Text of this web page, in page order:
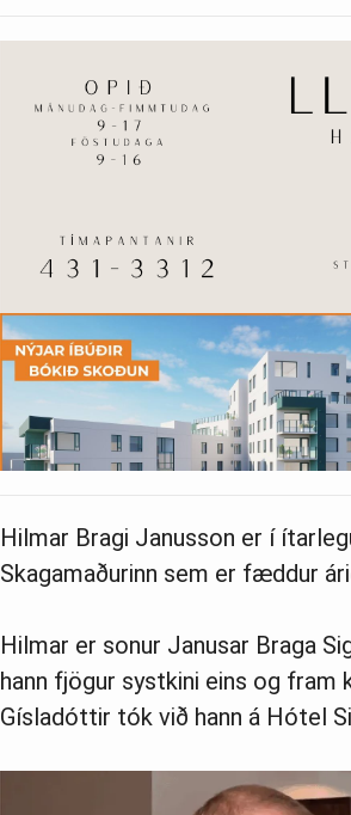
Hilmar Bragi Janusson er í
Skagamaðurinn sem er fæddur
Hilmar er sonur Janusar Braga
hann fjögur systkini eins og fram
Gísladóttir tók við hann á Hótel